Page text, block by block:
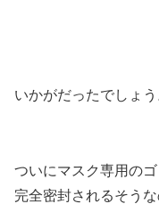
いかがだったでしょう
ついにマスク専用のゴ
完全密封されるそう